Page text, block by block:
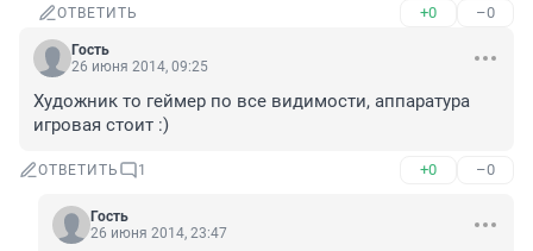
ОТВЕТИТЬ +0 –0
Гость
26 июня 2014, 09:25
Художник то геймер по все видимости, аппаратура
игровая стоит :)
ОТВЕТИТЬ 1 +0 –0
Гость
26 июня 2014, 23:47